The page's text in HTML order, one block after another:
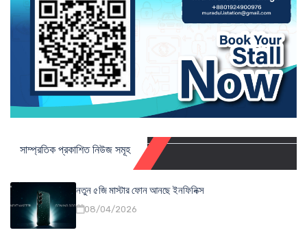
সাম্প্রতিক প্রকাশিত নিউজ সমূহ
নতুন ৫জি মাস্টার ফোন আনছে ইনফিনিক্স
08/04/2026